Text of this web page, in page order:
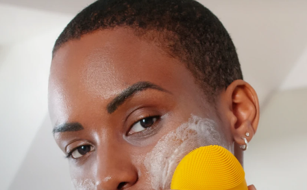
Perfil de usuário
Meus aparelhos
Meus pedidos
Meus endereços
As minhas subscrições
NOVIDADE
FAQ™ Pure Beauty-Tech Elixir
BREAKING NEWS
issa™ Teeth Whitening Set
Idioma
English Deutsch
Español
Français
Italiano
Português
Svenska
Русский
Türkçe
简体中文 繁體中文